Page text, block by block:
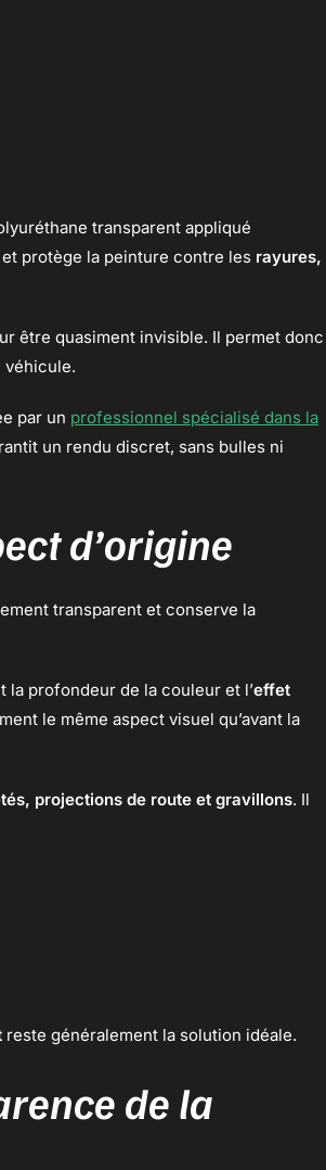
transparent appliqué
protège la peinture contre les rayures,
être quasiment invisible. Il permet donc
véhicule.
par un professionnel spécialisé dans la
un rendu discret, sans bulles ni
d’origine
transparent et conserve la
profondeur de la couleur et l’effet
le même aspect visuel qu’avant la
projections de route et gravillons. Il
reste généralement la solution idéale.
de la